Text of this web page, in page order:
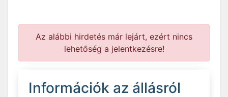
Az alábbi hirdetés már lejárt, ezért nincs
lehetőség a jelentkezésre!
Információk az állásról